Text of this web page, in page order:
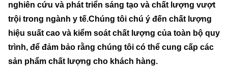
nghiên cứu và phát triển sáng tạo và chất lượng vượt
trội trong ngành y tế.Chúng tôi chú ý đến chất lượng
hiệu suất cao và kiểm soát chất lượng của toàn bộ quy
trình, để đảm bảo rằng chúng tôi có thể cung cấp các
sản phẩm chất lượng cho khách hàng.